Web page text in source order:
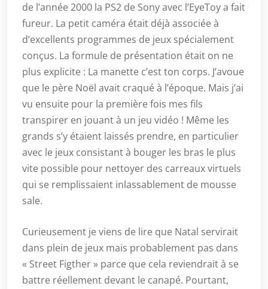
de l’année 2000 la PS2 de Sony avec l’EyeToy a fait
fureur. La petit caméra était déjà associée à
d’excellents programmes de jeux spécialement
conçus. La formule de présentation était on ne
plus explicite : La manette c’est ton corps. J’avoue
que le père Noël avait craqué à l’époque. Mais j’ai
vu ensuite pour la première fois mes fils
transpirer en jouant à un jeu vidéo ! Même les
grands s’y étaient laissés prendre, en particulier
avec le jeux consistant à bouger les bras le plus
vite possible pour nettoyer des carreaux virtuels
qui se remplissaient inlassablement de mousse
sale.
Curieusement je viens de lire que Natal servirait
dans plein de jeux mais probablement pas dans
« Street Figther » parce que cela reviendrait à se
battre réellement devant le canapé. Pourtant,